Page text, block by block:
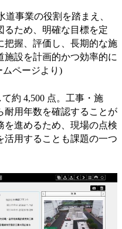
事業の役割を踏まえ、
るため、明確な目標を定
把握、評価し、長期的な施
設を計画的かつ効率的に
ムページより)
約 4,500 点。工事・施
耐用年数を確認することが
を進めるため、現場の点検
活用することも課題の一つ